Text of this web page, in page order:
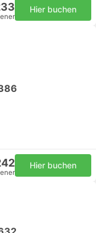
Hier buchen
Hier buchen